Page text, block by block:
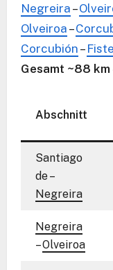
Negreira –
Olveiroa –
Corcubión –
Gesamt ~88 km
Abschnitt
Santiago
de –
Negreira
Negreira
–Olveiroa